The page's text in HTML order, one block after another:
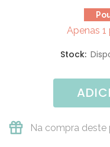
Apenas
Stock:
Na compra